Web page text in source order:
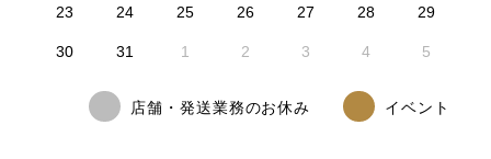
23 24 25 26 27 28 29
30 31 1 2 3 4 5
店舗・発送業務のお休み イベント